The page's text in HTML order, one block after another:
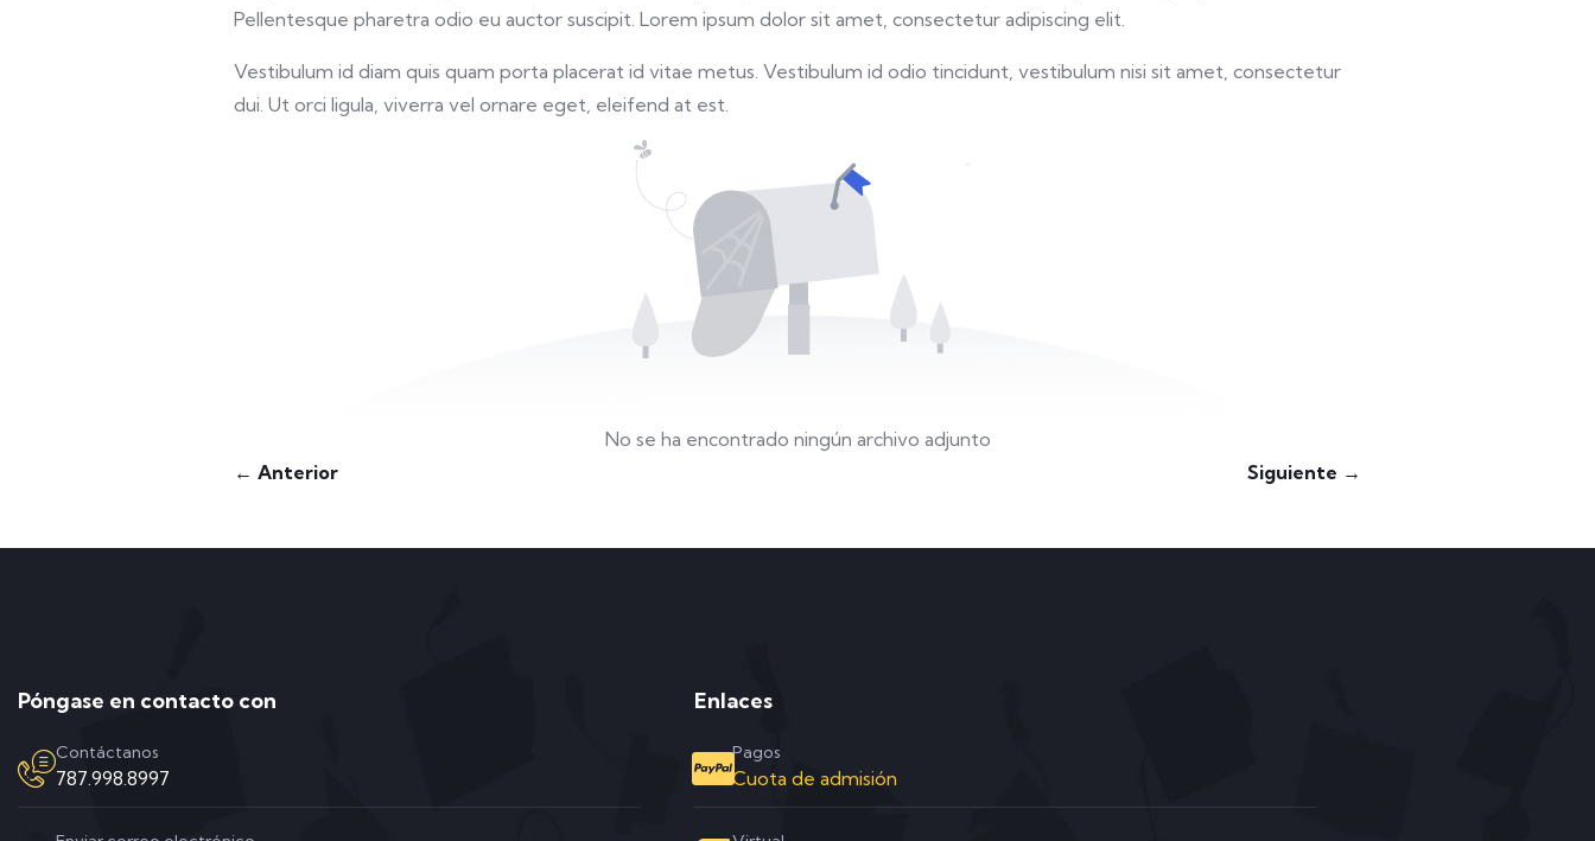
Pellentesque pharetra odio eu auctor suscipit. Lorem ipsum dolor sit amet, consectetur adipiscing elit.
Vestibulum id diam quis quam porta placerat id vitae metus. Vestibulum id odio tincidunt, vestibulum nisi sit amet, consectetur
dui. Ut orci ligula, viverra vel ornare eget, eleifend at est.
No se ha encontrado ningún archivo adjunto
← Anterior
Siguiente →
Póngase en contacto con
Contáctanos
787.998.8997
Enlaces
Pagos
Cuota de admisión